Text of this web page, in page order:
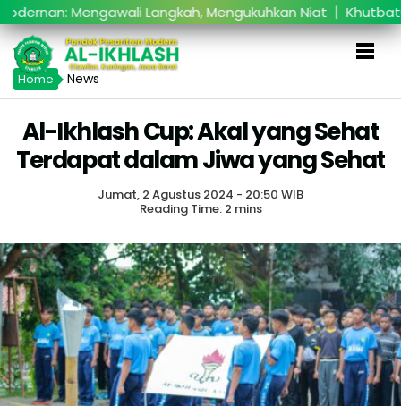
Mengawali Langkah, Mengukuhkan Niat |Khutbatul
Home News
Al-Ikhlash Cup: Akal yang Sehat
Terdapat dalam Jiwa yang Sehat
Jumat, 2 Agustus 2024 - 20:50 WIB
Reading Time: 2 mins